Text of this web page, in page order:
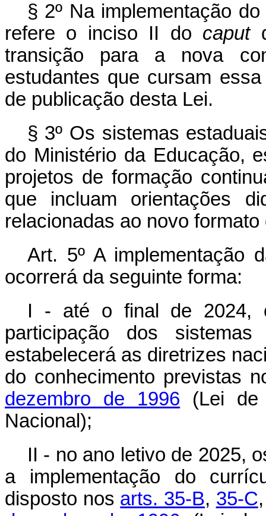
§ 2º Na implementação
refere o inciso II do caput
transição para a nova
estudantes que cursam
de publicação desta Lei.
§ 3º Os sistemas
do Ministério da Educação,
projetos de formação
que incluam orientações
relacionadas ao novo
Art. 5º A implementação
ocorrerá da seguinte forma:
I - até o final de 2024,
participação dos
estabelecerá as diretrizes
do conhecimento previstas
dezembro de 1996 (Lei de
Nacional);
II - no ano letivo de 2025,
a implementação do
disposto nos arts. 35-B, 35-C